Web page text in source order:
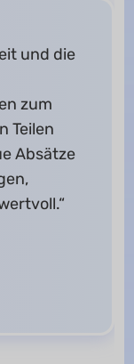
und die
zum
Teilen
Absätze